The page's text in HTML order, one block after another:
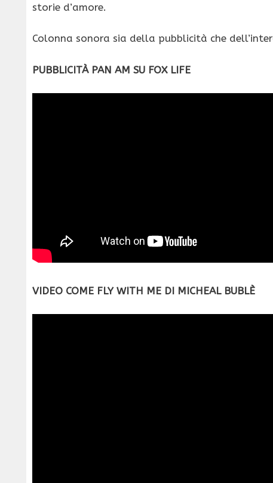
storie d’amore.
Colonna sonora sia della pubblicità che
PUBBLICITÀ PAN AM SU FOX LIFE
VIDEO COME FLY WITH ME DI MICHEAL BUBLÈ